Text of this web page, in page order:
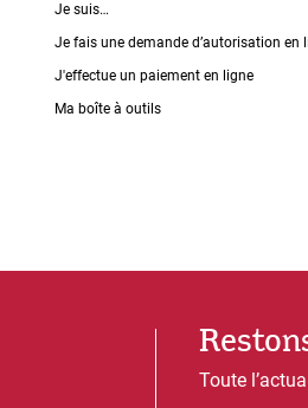
Je suis…
Je fais une demande dʼautorisation en
J'effectue un paiement en ligne
Ma boîte à outils
Toute